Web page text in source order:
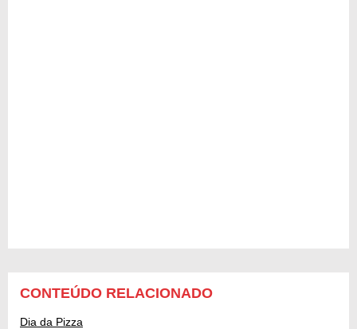
CONTEÚDO RELACIONADO
Dia da Pizza